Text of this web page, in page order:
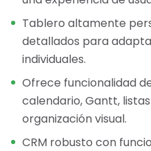
Tablero altamente
detallados para
individuales.
Ofrece funcionalidad
calendario, Gantt,
organización visual.
CRM robusto con